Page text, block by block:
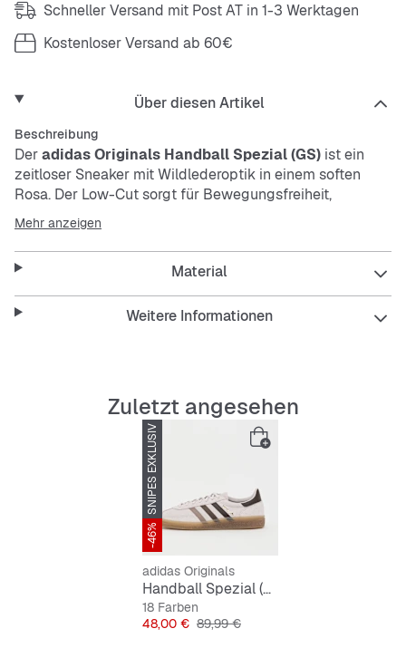
Schneller Versand mit Post AT in 1-3 Werktagen
Kostenloser Versand ab 60€
Über diesen Artikel
Beschreibung
Deradidas Originals Handball Spezial (GS) ist ein
zeitloser Sneaker mit Wildlederoptik in einem soften
Rosa. Der Low-Cut sorgt für Bewegungsfreiheit,
während die strapazierfähige und pflegeleichte
Verarbeitung den Alltag mitmacht. Klassische
Schnürsenkel runden das Design ab und machen den
Schuh vielseitig kombinierbar.
Wildlederoptik für einen edlen Look
Low-Cut für flexible Bewegungen
Strapazierfähig und pflegeleicht
Klassischer Schnürverschluss
Softes Rosa als stylischer Farbton
Mehr anzeigen
Material
Weitere Informationen
Zuletzt angesehen
SNIPES EXKLUSIV
-46%
adidas Originals
Handball Spezial (GS)
18 Farben
Preis
48,00 € Originalpreis
89,99 €